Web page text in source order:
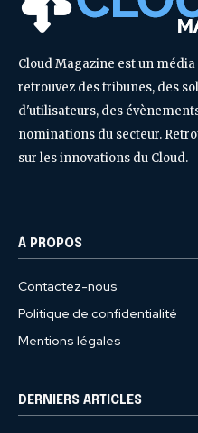
Cloud Magazine est un
retrouvez des tribunes, des
d'utilisateurs, des
nominations du secteur.
sur les innovations du Cloud.
À PROPOS
Contactez-nous
Politique de confidentialité
Mentions légales
DERNIERS ARTICLES